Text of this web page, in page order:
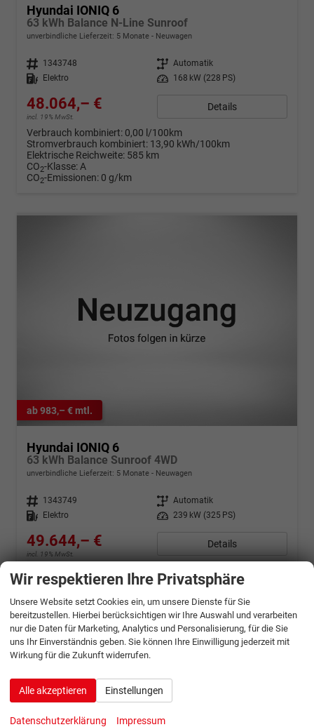
Hyundai IONIQ 6
63 kWh Balance N-Line Sunroof
unverbindliche Lieferzeit: 5 Monate Neuwagen
Fahrzeugnr. 1343748 Getriebe Automatik
Kraftstoff
Elektro Leistung 168 kW (228 PS)
48.064,– €
incl. 19% MwSt.
Details
Verbrauch kombiniert: 0,00 l/100km
Stromverbrauch kombiniert: 13,90 kWh/100km
Elektrische Reichweite: 585 km
CO2-Klasse:A
CO2-Emissionen: 0 g/km
ab 983,– € mtl.
Hyundai IONIQ 6
63 kWh Balance Sunroof 4WD
unverbindliche Lieferzeit: 5 Monate Neuwagen
Fahrzeugnr. 1343749 Getriebe Automatik
Kraftstoff
Elektro Leistung 239 kW (325 PS)
49.644,– €
incl. 19% MwSt.
Details
Verbrauch kombiniert:
0,00 l/100km
Stromverbrauch kombiniert:15,90 kWh/100km
CO 2-Klasse:A
CO2-Emissionen: 0 g/km
Wir respektieren Ihre Privatsphäre
Unsere Website setzt Cookies ein, um unsere Dienste für Sie
bereitzustellen. Hierbei berücksichtigen wir Ihre Auswahl und verarbeiten
nur die Daten für Marketing, Analytics und Personalisierung, für die Sie
uns Ihr Einverständnis geben. Sie können Ihre Einwilligung jederzeit mit
Wirkung für die Zukunft widerrufen.
Alle akzeptieren Einstellungen
Datenschutzerklärung Impressum